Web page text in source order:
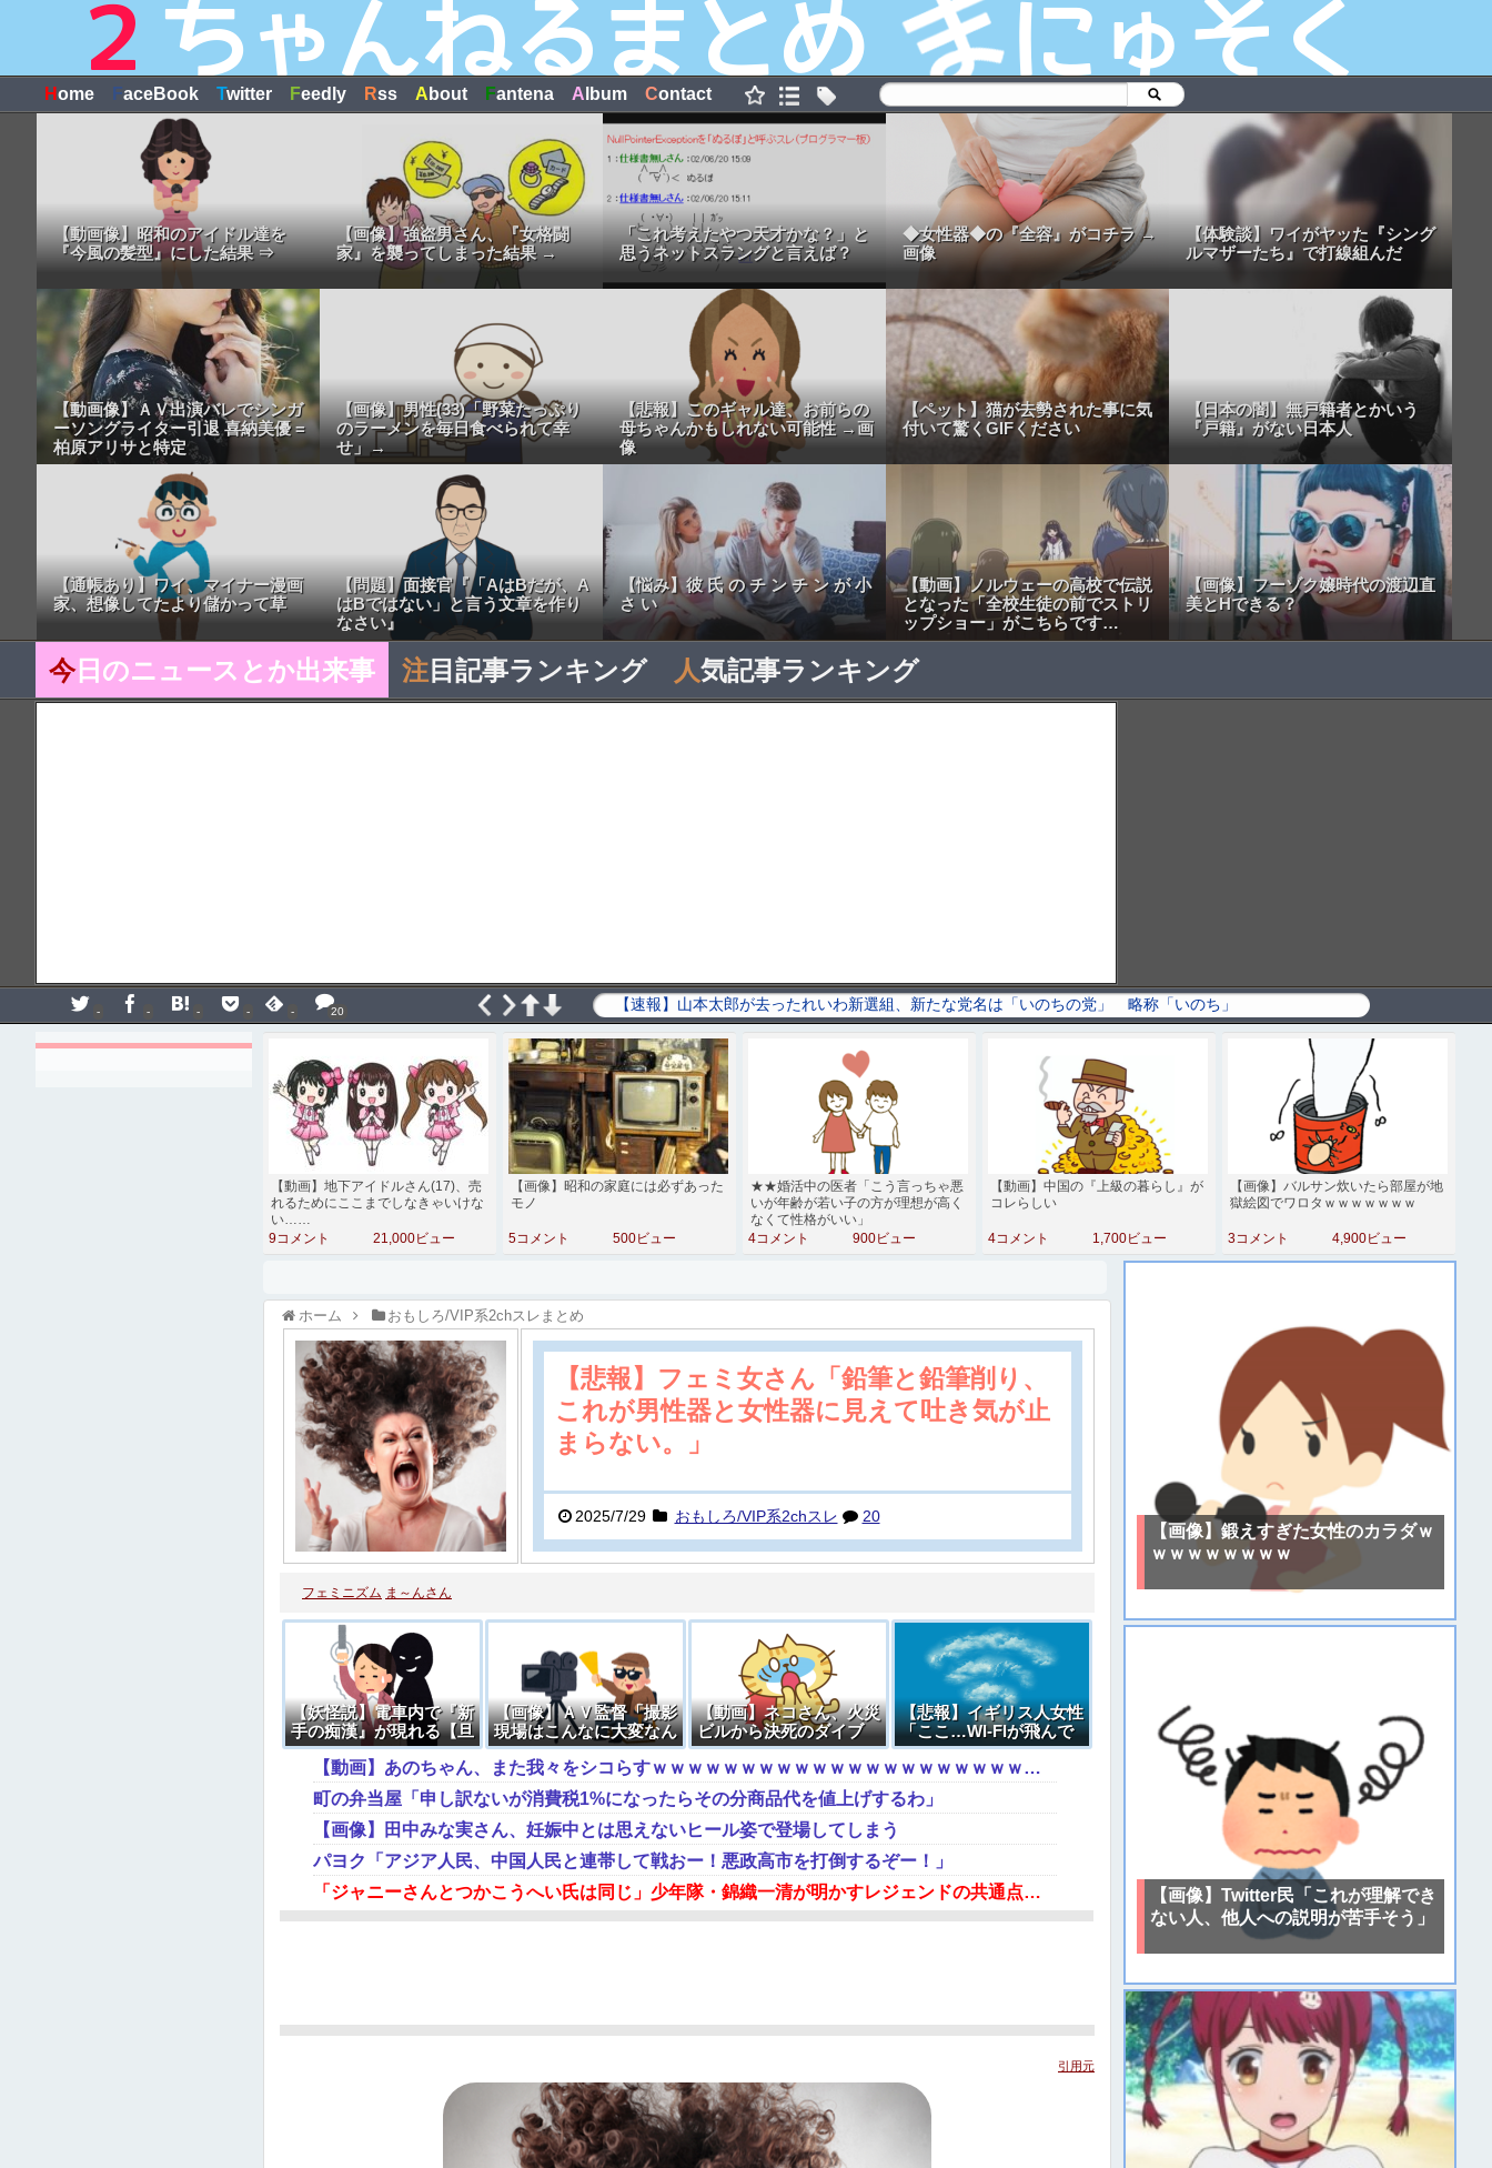
Home FaceBook Twitter Feedly Rss A bout Fantena A lbum Contact
【動画像】昭和のアイドル達を
『今風の髪型』にした結果 ⇒
【画像】強盗男さん、『女格闘
家』を襲ってしまった結果 →
「これ考えたやつ天才かな？」と
思うネットスラングと言えば？
◆女性器◆の『全容』がコチラ →
画像
【体験談】ワイがヤッた『シング
ルマザーたち』で打線組んだ
【動画像】ＡＶ出演バレでシンガ
ーソングライター引退 喜納美優 =
柏原アリサと特定
【画像】男性(33)「野菜たっぷり
のラーメンを毎日食べられて幸
せ」→
【悲報】このギャル達、お前らの
母ちゃんかもしれない可能性 →画
像
【ペット】猫が去勢された事に気
付いて驚くGIFください
【日本の闇】無戸籍者とかいう
『戸籍』がない日本人
【通帳あり】ワイ、マイナー漫画
家、想像してたより儲かって草
【問題】面接官『「AはBだが、A
はBではない」と言う文章を作り
なさい』
【悩み】彼 氏 の チ ン チ ン が 小
さ い
【動画】ノルウェーの高校で伝説
となった「全校生徒の前でストリ
ップショー」がこちらです…
【画像】フーゾク嬢時代の渡辺直
美とHできる？
今日のニュースとか出来事 注 目記事ランキング 人気記事ランキング
- - - - - 20
【動画】地下アイドルさん(17)、売
れるためにここまでしなきゃいけな
い……
9コメント
21,000ビュー
【画像】昭和の家庭には必ずあった
モノ
5コメント 500ビュー
★★婚活中の医者「こう言っちゃ悪
いが年齢が若い子の方が理想が高く
なくて性格がいい」
4コメント
900ビュー
【動画】中国の『上級の暮らし』が
コレらしい
4コメント 1,700ビュー
【画像】バルサン炊いたら部屋が地
獄絵図でワロタｗｗｗｗｗｗｗ
3コメント 4,900ビュー
ホーム おもしろ/VIP系2chスレまとめ
【悲報】フェミ女さん「鉛筆と鉛筆削り、
これが男性器と女性器に見えて吐き気が止
まらない。」
2025/7/29 おもしろ/VIP系2chスレ 20
フェミニズム ま～んさん
【妖怪説】電車内で『新
手の痴漢』が現れる【旦
那説】
【画像】ＡＶ監督「撮影
現場はこんなに大変なん
です。それでも無料で見
ますか？」
【動画】ネコさん、火災
ビルから決死のダイブ
【悲報】イギリス人女性
「ここ…WI-FIが飛んで
る……」 →
【動画】あのちゃん、また我々をシコらすｗｗｗｗｗｗｗｗｗｗｗｗｗｗｗｗｗｗｗｗｗｗｗｗ
町の弁当屋「申し訳ないが消費税1%になったらその分商品代を値上げするわ」
【画像】田中みな実さん、妊娠中とは思えないヒール姿で登場してしまう
パヨク「アジア人民、中国人民と連帯して戦おー！悪政高市を打倒するぞー！」
「ジャニーさんとつかこうへい氏は同じ」少年隊・錦織一清が明かすレジェンドの共通点と我流の演出論
引用元
【画像】鍛えすぎた女性のカラダｗ
ｗｗｗｗｗｗｗｗ
【画像】Twitter民「これが理解でき
ない人、他人への説明が苦手そう」